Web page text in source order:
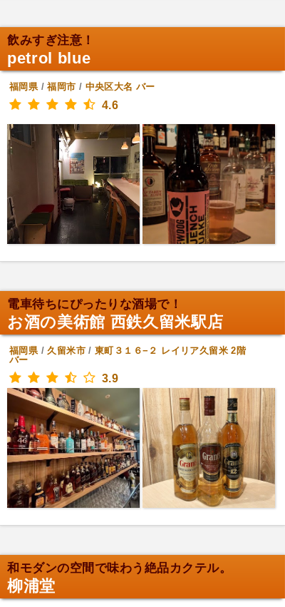
飲みすぎ注意！
petrol blue
福岡県/福岡市 / 中央区大名 バー
4.6
電車待ちにぴったりな酒場で！
お酒の美術館 西鉄久留米駅店
福岡県/久留米市/東町３１６−２ レイリア久留米 2階
バー
3.9
和モダンの空間で味わう絶品カクテル。
柳浦堂